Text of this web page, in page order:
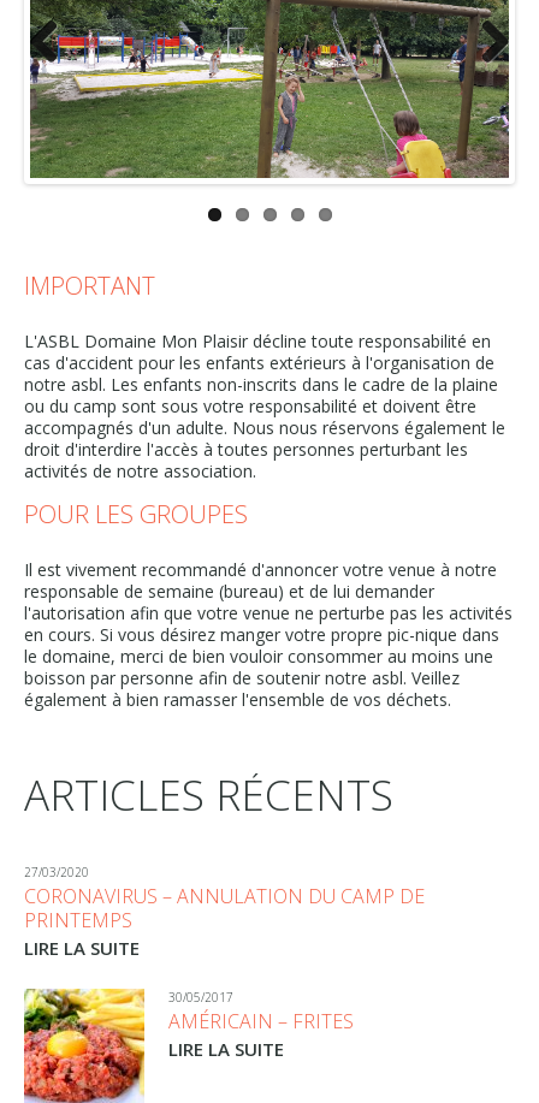
Previous Next
IMPORTANT
L'ASBL Domaine Mon Plaisir décline toute responsabilité en
cas d'accident pour les enfants extérieurs à l'organisation de
notre asbl. Les enfants non-inscrits dans le cadre de la plaine
ou du camp sont sous votre responsabilité et doivent être
accompagnés d'un adulte. Nous nous réservons également le
droit d'interdire l'accès à toutes personnes perturbant les
activités de notre association.
POUR LES GROUPES
Il est vivement recommandé d'annoncer votre venue à notre
responsable de semaine (bureau) et de lui demander
l'autorisation afin que votre venue ne perturbe pas les activités
en cours. Si vous désirez manger votre propre pic-nique dans
le domaine, merci de bien vouloir consommer au moins une
boisson par personne afin de soutenir notre asbl. Veillez
également à bien ramasser l'ensemble de vos déchets.
ARTICLES RÉCENTS
27/03/2020
CORONAVIRUS – ANNULATION DU CAMP DE
PRINTEMPS
LIRE LA SUITE
30/05/2017
AMÉRICAIN – FRITES
LIRE LA SUITE